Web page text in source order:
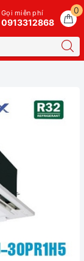
0
Gọi miễn phí
0913312868